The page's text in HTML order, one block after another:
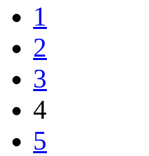
1
2
3
4
5